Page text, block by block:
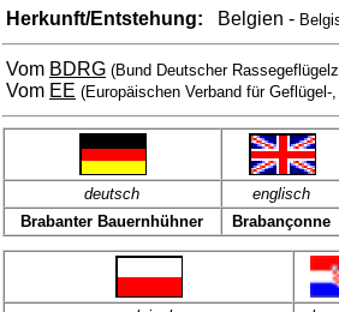
Herkunft/Entstehung: Belgien -
Vom BDRG (Bund Deutscher
Vom EE (Europäischen Verband für
deutsch
englisch
Brabanter Bauernhühner
Brabançonne